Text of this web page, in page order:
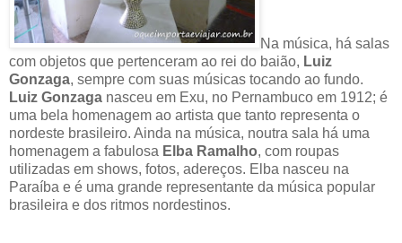
Na música, há salas
com objetos que pertenceram ao rei do baião, Luiz
Gonzaga, sempre com suas músicas tocando ao fundo.
Luiz Gonzaga nasceu em Exu, no Pernambuco em 1912; é
uma bela homenagem ao artista que tanto representa o
nordeste brasileiro. Ainda na música, noutra sala há uma
homenagem a fabulosa Elba Ramalho, com roupas
utilizadas em shows, fotos, adereços. Elba nasceu na
Paraíba e é uma grande representante da música popular
brasileira e dos ritmos nordestinos.